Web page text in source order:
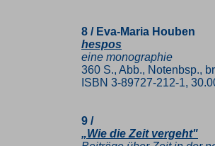
8 / Eva-Maria Houben
hespos
eine monographie
360 S., Abb., Notenbsp.,
ISBN 3-89727-212-1,
9 /
„Wie die Zeit vergeht"